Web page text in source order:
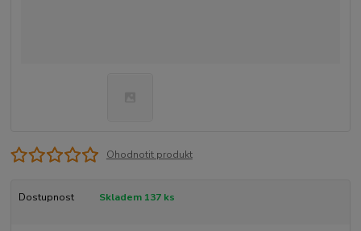
Ohodnotit produkt
Dostupnost Skladem 137 ks